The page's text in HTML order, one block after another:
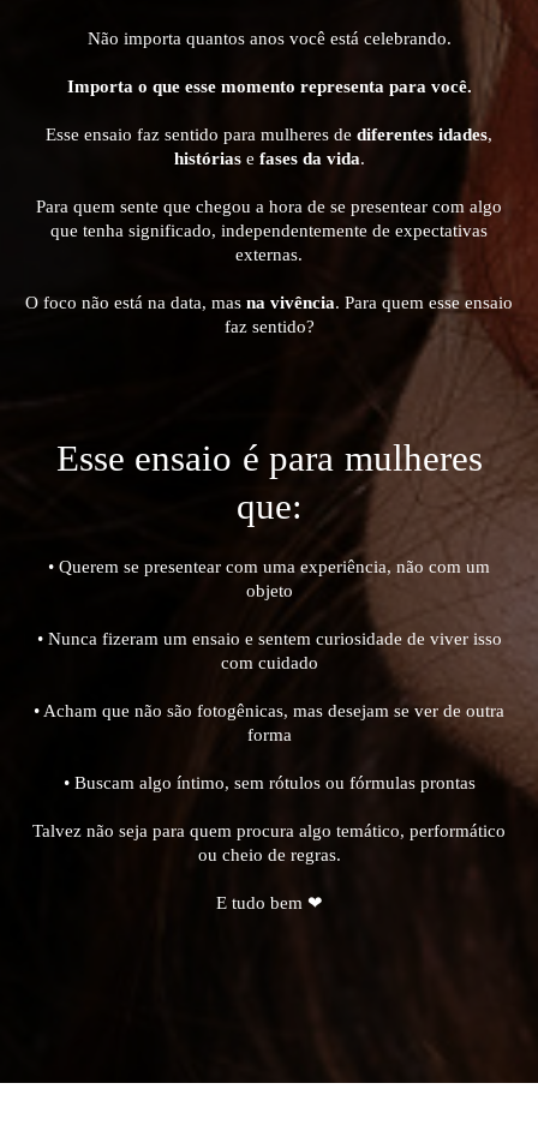
Não importa quantos anos você está celebrando.
Importa o que esse momento representa para você.
Esse ensaio faz sentido para mulheres de diferentes idades,
históriase fases da vida.
Para quem sente que chegou a hora de se presentear com algo
que tenha significado, independentemente de expectativas
externas.
O foco não está na data, mas na vivência. Para quem esse ensaio
faz sentido?
Esse ensaio é para mulheres
que:
• Querem se presentear com uma experiência, não com um
objeto
• Nunca fizeram um ensaio e sentem curiosidade de viver isso
com cuidado
• Acham que não são fotogênicas, mas desejam se ver de outra
forma
• Buscam algo íntimo, sem rótulos ou fórmulas prontas
Talvez não seja para quem procura algo temático, performático
ou cheio de regras.
E tudo bem ❤